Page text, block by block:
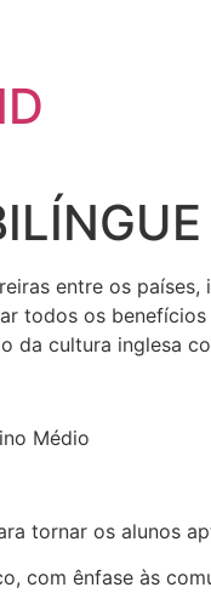
entre os
todos os
da cultura inglesa
Médio
tornar os alunos
com ênfase às